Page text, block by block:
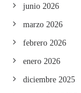
junio 2026
marzo 2026
febrero 2026
enero 2026
diciembre 2025